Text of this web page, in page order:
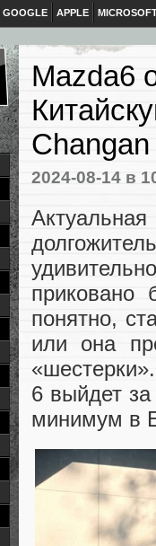
GOOGLE APPLE
Mazda6
2024-08-14 в
понятно,
или она
6 выйдет
минимум в